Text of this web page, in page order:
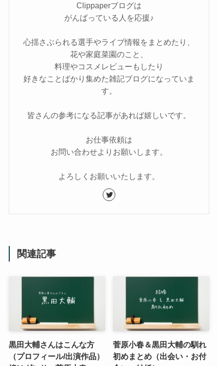
Clippaperブログは
がんばっている人を応援♪
心揺さぶられる選手やライブ情報をまとめたり、
花や家庭菜園のこと、
料理やコスメレビューもしたり
好きなことばかり集めた雑記ブログになっていま
す。
皆さんの参考になる記事があれば嬉しいです。
お仕事依頼は
お問い合わせよりお願いします。
よろしくお願いいたします。
関連記事
黒田大輔さんはこんな方
（プロフィール/出演作品）
菅原小春＆黒田大輔の馴れ
初めまとめ（出会い・お付